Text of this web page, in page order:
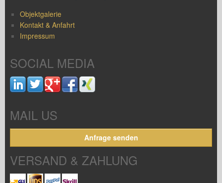
Objektgalerie
Kontakt & Anfahrt
Impressum
SOCIAL MEDIA
MAIL US
Anfrage senden
VERSAND & ZAHLUNG